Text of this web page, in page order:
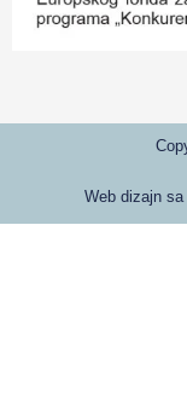
Web dizajn sa